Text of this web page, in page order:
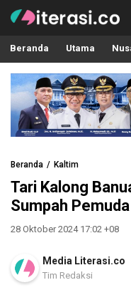
Literasi.co
Pilar Informasi
Beranda Utama
Beranda Kaltim
Tari Kalong
Sumpah
28 Oktober 2024 17:02 +08
Media Literasi.co
Tim Redaksi